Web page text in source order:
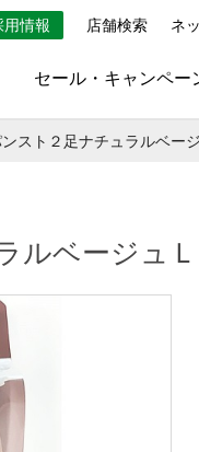
用情報 店舗検索 ネ
セール・キャンペー
ンスト２足ナチュラルベー
ルベージュＬ